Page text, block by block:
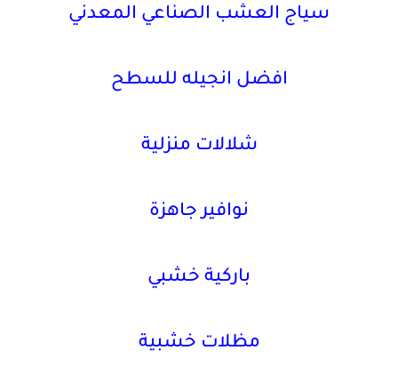
سياج العشب الصناعي المعدني
افضل انجيله للسطح
شلالات منزلية
نوافير جاهزة
باركية خشبي
مظلات خشبية